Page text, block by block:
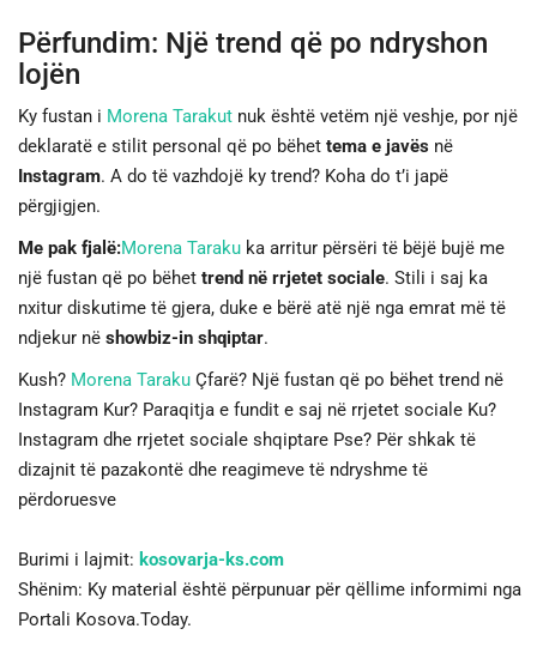
Përfundim: Një trend që po ndryshon
lojën
Ky fustan i Morena Tarakut nuk është vetëm një veshje, por një
deklaratë e stilit personal që po bëhet tema e javës në
Instagram. A do të vazhdojë ky trend? Koha do t’i japë
përgjigjen.
Me pak fjalë:Morena Taraku ka arritur përsëri të bëjë bujë me
një fustan që po bëhet trend në rrjetet sociale. Stili i saj ka
nxitur diskutime të gjera, duke e bërë atë një nga emrat më të
ndjekur në showbiz-in shqiptar.
Kush? Morena Taraku Çfarë? Një fustan që po bëhet trend në
Instagram Kur? Paraqitja e fundit e saj në rrjetet sociale Ku?
Instagram dhe rrjetet sociale shqiptare Pse? Për shkak të
dizajnit të pazakontë dhe reagimeve të ndryshme të
përdoruesve
Burimi i lajmit: kosovarja-ks.com
Shënim: Ky material është përpunuar për qëllime informimi nga
Portali Kosova.Today.